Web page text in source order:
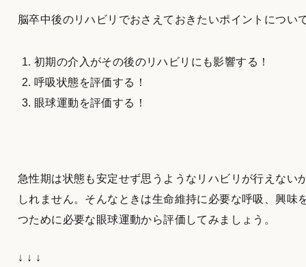
脳卒中後のリハビリでおさえておきたいポイントについ
初期の介入がその後のリハビリにも影響する！
呼吸状態を評価する！
眼球運動を評価する！
急性期は状態も安定せず思うようなリハビリが行えない
しれません。そんなときは生命維持に必要な呼吸、興味
つために必要な眼球運動から評価してみましょう。
↓ ↓ ↓